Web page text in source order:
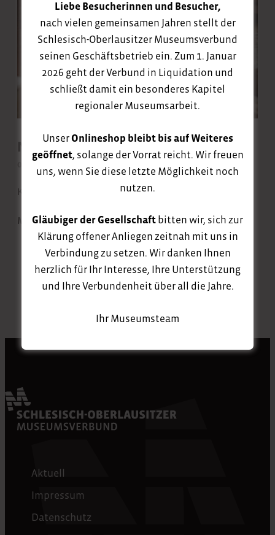
Neue Sammlungsleitung
03. Juli 2024
Kunsthistorikerin Katrin Bielmeier tritt ihre Position an
MEHR
Aktuell
Impressum
Datenschutz
Liebe Besucherinnen und Besucher,
nach vielen gemeinsamen Jahren stellt der
Schlesisch-Oberlausitzer Museumsverbund
seinen Geschäftsbetrieb ein. Zum 1. Januar
2026 geht der Verbund in Liquidation und
schließt damit ein besonderes Kapitel
regionaler Museumsarbeit.
UnserOnlineshop bleibt bis auf Weiteres
geöffnet, solange der Vorrat reicht. Wir freuen
uns, wenn Sie diese letzte Möglichkeit noch
nutzen.
Gläubiger der Gesellschaft bitten wir, sich zur
Klärung offener Anliegen zeitnah mit uns in
Verbindung zu setzen. Wir danken Ihnen
herzlich für Ihr Interesse, Ihre Unterstützung
und Ihre Verbundenheit über all die Jahre.
Ihr Museumsteam